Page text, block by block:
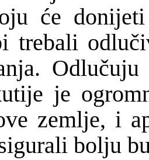
će
trebali
je
zemlje, i
bolju